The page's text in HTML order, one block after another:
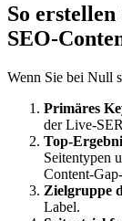
So
SEO-
Wenn Sie bei Null
Primäres
der Live-
Top-
Seitentypen
Content-
Zielgruppe
Label.